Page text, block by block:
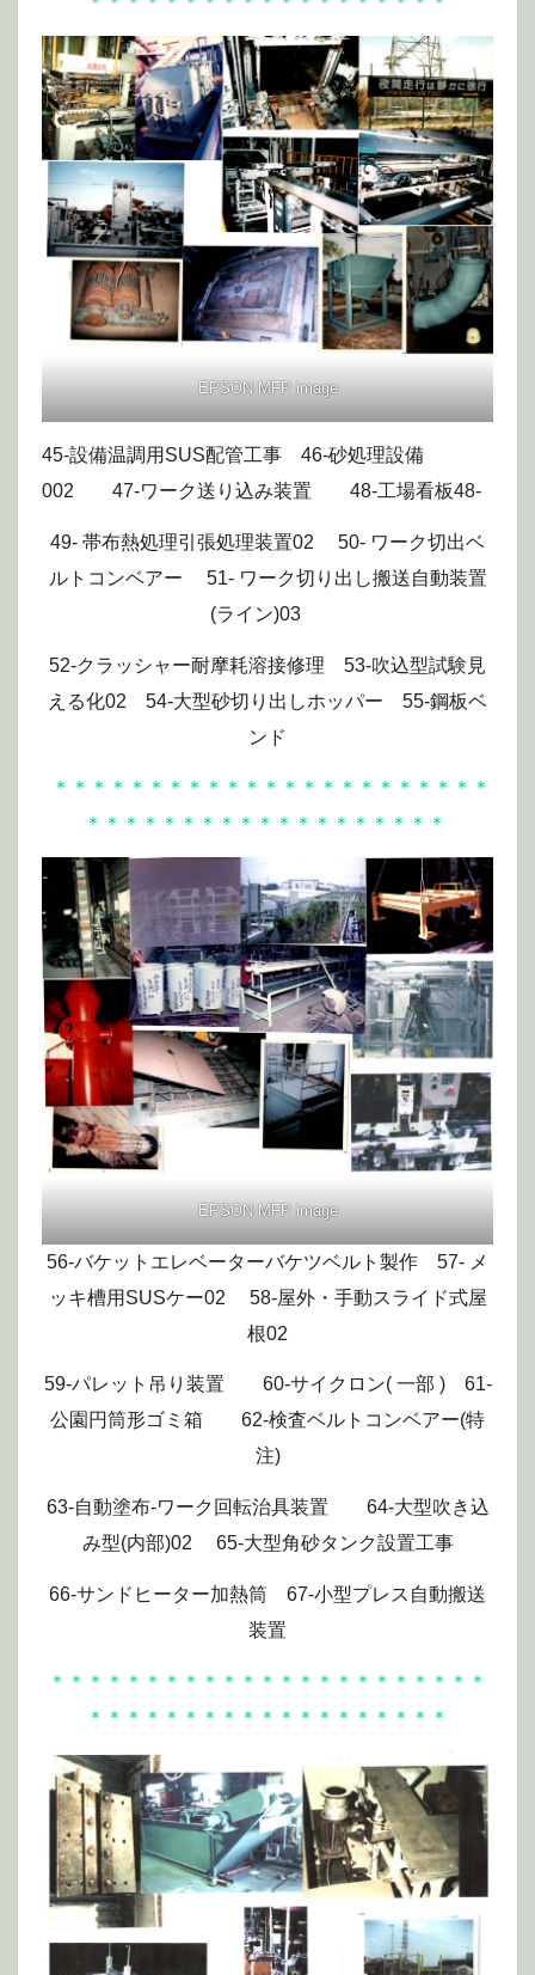
EPSON MFP image
45-設備温調用SUS配管工事 46-砂処理設備
002 47-ワーク送り込み装置 48-工場看板48-
49- 帯布熱処理引張処理装置02 50- ワーク切出ベ
ルトコンベアー 51- ワーク切り出し搬送自動装置
(ライン)03
52-クラッシャー耐摩耗溶接修理 53-吹込型試験見
える化02 54-大型砂切り出しホッパー 55-鋼板ベ
ンド
＊＊＊＊＊＊＊＊＊＊＊＊＊＊＊＊＊＊＊＊＊＊＊
＊＊＊＊＊＊＊＊＊＊＊＊＊＊＊＊＊＊＊
EPSON MFP image
56-バケットエレベーターバケツベルト製作 57- メ
ッキ槽用SUSケー02 58-屋外・手動スライド式屋
根02
59-パレット吊り装置 60-サイクロン( 一部 ) 61-
公園円筒形ゴミ箱 62-検査ベルトコンベアー(特
注)
63-自動塗布-ワーク回転治具装置 64-大型吹き込
み型(内部)02 65-大型角砂タンク設置工事
66-サンドヒーター加熱筒 67-小型プレス自動搬送
装置
＊＊＊＊＊＊＊＊＊＊＊＊＊＊＊＊＊＊＊＊＊＊＊
＊＊＊＊＊＊＊＊＊＊＊＊＊＊＊＊＊＊＊